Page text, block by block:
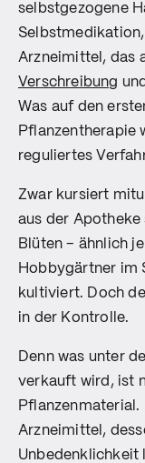
selbstgezogene
Arzneimittel, das
Verschreibung
Was auf den
Pflanzentherapie
reguliertes
Zwar kursiert
aus der Apotheke
Blüten – ähnlich
Hobbygärtner im
kultiviert. Doch
in der Kontrolle.
Denn was unter
verkauft wird, ist
Pflanzenmaterial.
Arzneimittel,
Unbedenklichkeit